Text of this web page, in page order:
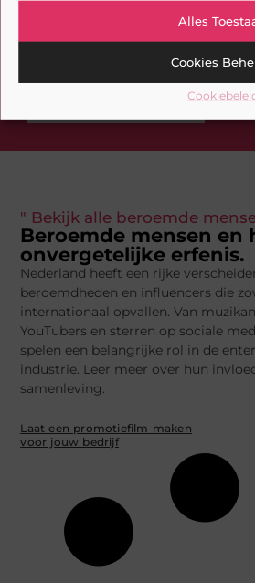
Alles
Cookies
bouw mee aan een levendige
" Bekijk alle beroemde
Beroemde mensen en
onvergetelijke erfenis.
Nederland heeft een rijke
beroemdheden en influencers die
internationaal opvallen. Van
YouTubers en sterren op sociale
spelen een belangrijke rol in de
industrie. Leer meer over hun
samenleving.
Laat een promotiefilm maken
voor jouw bedrijf